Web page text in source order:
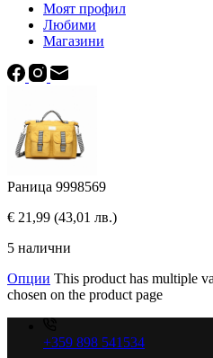
Моят профил
Любими
Магазини
Раница 9998569
€ 21,99 (43,01 лв.)
5 налични
Опции This product has multiple
chosen on the product page
+359 898 541534